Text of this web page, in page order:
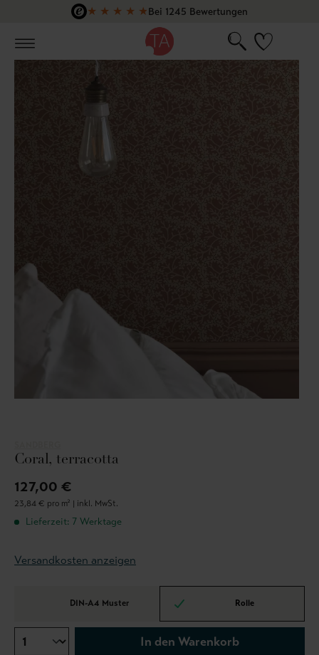
Zum Hauptinhalt springen
★ ★ ★ ★ ★Bei 1245 Bewertungen
Coral, terracotta
127,00 €
23,84 € pro m² | inkl. MwSt.
Lieferzeit: 7 Werktage
Versandkosten anzeigen
DIN-A4 Muster Rolle
In den Warenkorb